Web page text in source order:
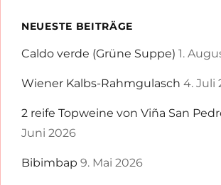
NEUESTE BEITRÄGE
Caldo verde (Grüne Suppe) 1.
Wiener Kalbs-Rahmgulasch 4. Juli
2 reife Topweine von Viña San
Juni 2026
Bibimbap 9. Mai 2026